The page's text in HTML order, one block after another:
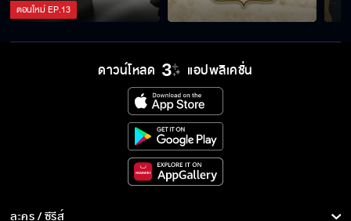
ตอนใหม่EP.13
ดาวน์โหลด แอปพลิเคชั่น
ละคร / ซีรีส์